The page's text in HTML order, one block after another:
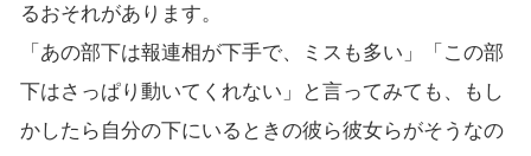
るおそれがあります。
「あの部下は報連相が下手で、ミスも多い」「この部
下はさっぱり動いてくれない」と言ってみても、もし
かしたら自分の下にいるときの彼ら彼女らがそうなの